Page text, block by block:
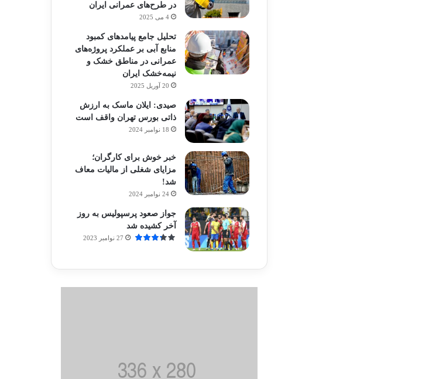
در طرح‌های عمرانی ایران
4 می 2025
تحلیل جامع پیامدهای کمبود
منابع آبی بر عملکرد پروژه‌های
عمرانی در مناطق خشک و
نیمه‌خشک ایران
20 آوریل 2025
صیدی: ایلان ماسک به ارزش
ذاتی بورس تهران واقف است
18 نوامبر 2024
خبر خوش برای کارگران؛
مزایای شغلی از مالیات معاف
شد!
24 نوامبر 2024
جواز صعود پرسپولیس به روز
آخر کشیده شد
27 نوامبر 2023